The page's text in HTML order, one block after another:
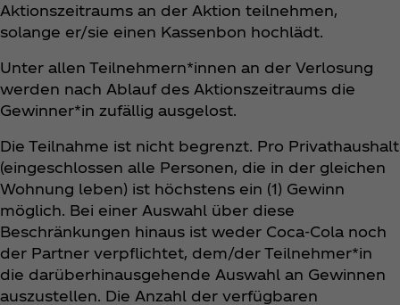
Aktionszeitraums an der Aktion teilnehmen,
solange er/sie einen Kassenbon hochlädt.
Unter allen Teilnehmern*innen an der Verlosung
werden nach Ablauf des Aktionszeitraums die
Gewinner*in zufällig ausgelost.
Die Teilnahme ist nicht begrenzt. Pro Privathaushalt
(eingeschlossen alle Personen, die in der gleichen
Wohnung leben) ist höchstens ein (1) Gewinn
möglich. Bei einer Auswahl über diese
Beschränkungen hinaus ist weder Coca‑Cola noch
der Partner verpflichtet, dem/der Teilnehmer*in
die darüberhinausgehende Auswahl an Gewinnen
auszustellen. Die Anzahl der verfügbaren